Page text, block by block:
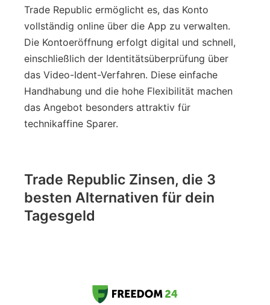
Trade Republic ermöglicht es, das Konto
vollständig online über die App zu verwalten.
Die Kontoeröffnung erfolgt digital und schnell,
einschließlich der Identitätsüberprüfung über
das Video-Ident-Verfahren. Diese einfache
Handhabung und die hohe Flexibilität machen
das Angebot besonders attraktiv für
technikaffine Sparer.
Trade Republic Zinsen, die 3
besten Alternativen für dein
Tagesgeld